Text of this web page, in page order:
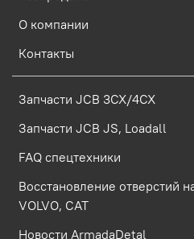
О компании
Контакты
Запчасти JCB 3CX/4CX
Запчасти JCB JS, Loadall
FAQ спецтехники
Восстановление отверстий
VOLVO, CAT
Новости ArmadaDetal